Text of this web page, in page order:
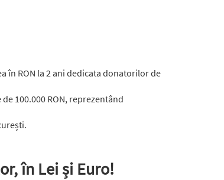
în RON la 2 ani dedicata donatorilor de
100.000 RON, reprezentând
în Lei și Euro!